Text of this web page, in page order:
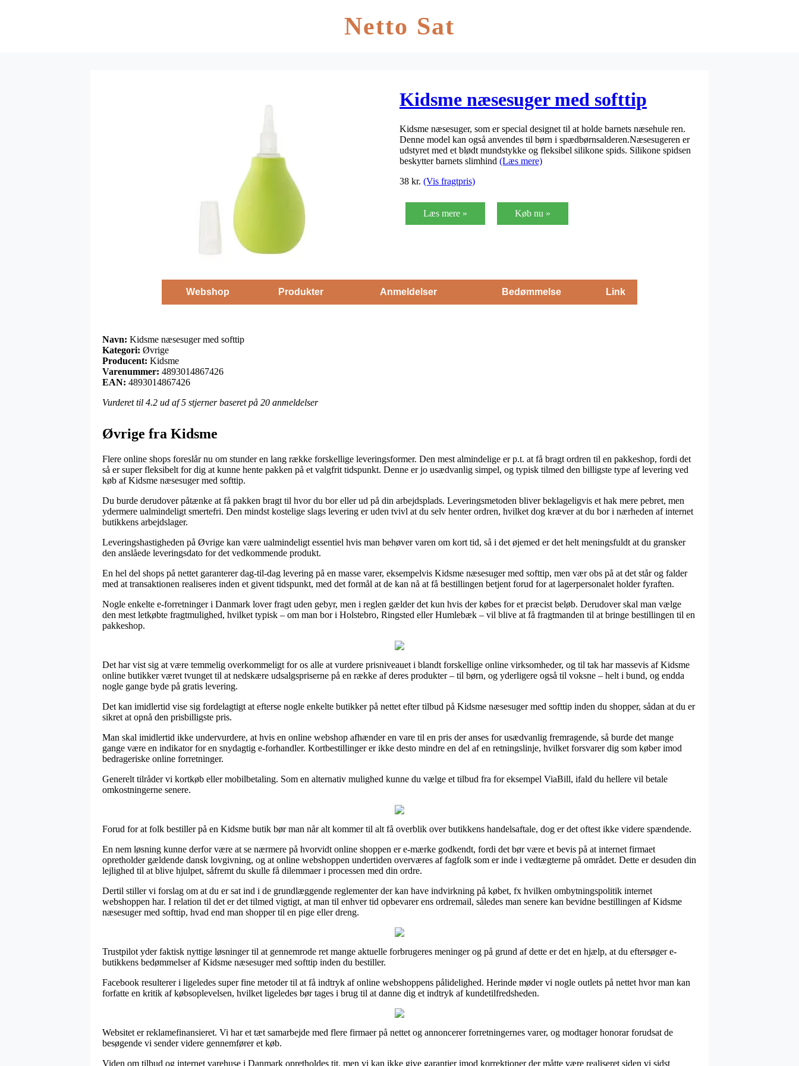
Netto Sat
Kidsme næsesuger med softtip
Kidsme næsesuger, som er special designet til at holde barnets næsehule ren.
Denne model kan også anvendes til børn i spædbørnsalderen.Næsesugeren er
udstyret med et blødt mundstykke og fleksibel silikone spids. Silikone spidsen
beskytter barnets slimhind (Læs mere)
38 kr. (Vis fragtpris)
Læs mere » Køb nu »
Webshop Produkter Anmeldelser Bedømmelse Link
Navn: Kidsme næsesuger med softtip
Kategori: Øvrige
Producent: Kidsme
Varenummer: 4893014867426
EAN: 4893014867426
Vurderet til 4.2 ud af 5 stjerner baseret på 20 anmeldelser
Øvrige fra Kidsme
Flere online shops foreslår nu om stunder en lang række forskellige leveringsformer. Den mest almindelige er p.t. at få bragt ordren til en pakkeshop, fordi det
så er super fleksibelt for dig at kunne hente pakken på et valgfrit tidspunkt. Denne er jo usædvanlig simpel, og typisk tilmed den billigste type af levering ved
køb af Kidsme næsesuger med softtip.
Du burde derudover påtænke at få pakken bragt til hvor du bor eller ud på din arbejdsplads. Leveringsmetoden bliver beklageligvis et hak mere pebret, men
ydermere ualmindeligt smertefri. Den mindst kostelige slags levering er uden tvivl at du selv henter ordren, hvilket dog kræver at du bor i nærheden af internet
butikkens arbejdslager.
Leveringshastigheden på Øvrige kan være ualmindeligt essentiel hvis man behøver varen om kort tid, så i det øjemed er det helt meningsfuldt at du gransker
den anslåede leveringsdato for det vedkommende produkt.
En hel del shops på nettet garanterer dag-til-dag levering på en masse varer, eksempelvis Kidsme næsesuger med softtip, men vær obs på at det står og falder
med at transaktionen realiseres inden et givent tidspunkt, med det formål at de kan nå at få bestillingen betjent forud for at lagerpersonalet holder fyraften.
Nogle enkelte e-forretninger i Danmark lover fragt uden gebyr, men i reglen gælder det kun hvis der købes for et præcist beløb. Derudover skal man vælge
den mest letkøbte fragtmulighed, hvilket typisk – om man bor i Holstebro, Ringsted eller Humlebæk – vil blive at få fragtmanden til at bringe bestillingen til en
pakkeshop.
Det har vist sig at være temmelig overkommeligt for os alle at vurdere prisniveauet i blandt forskellige online virksomheder, og til tak har massevis af Kidsme
online butikker været tvunget til at nedskære udsalgspriserne på en række af deres produkter – til børn, og yderligere også til voksne – helt i bund, og endda
nogle gange byde på gratis levering.
Det kan imidlertid vise sig fordelagtigt at efterse nogle enkelte butikker på nettet efter tilbud på Kidsme næsesuger med softtip inden du shopper, sådan at du er
sikret at opnå den prisbilligste pris.
Man skal imidlertid ikke undervurdere, at hvis en online webshop afhænder en vare til en pris der anses for usædvanlig fremragende, så burde det mange
gange være en indikator for en snydagtig e-forhandler. Kortbestillinger er ikke desto mindre en del af en retningslinje, hvilket forsvarer dig som køber imod
bedrageriske online forretninger.
Generelt tilråder vi kortkøb eller mobilbetaling. Som en alternativ mulighed kunne du vælge et tilbud fra for eksempel ViaBill, ifald du hellere vil betale
omkostningerne senere.
Forud for at folk bestiller på en Kidsme butik bør man når alt kommer til alt få overblik over butikkens handelsaftale, dog er det oftest ikke videre spændende.
En nem løsning kunne derfor være at se nærmere på hvorvidt online shoppen er e-mærke godkendt, fordi det bør være et bevis på at internet firmaet
opretholder gældende dansk lovgivning, og at online webshoppen undertiden overværes af fagfolk som er inde i vedtægterne på området. Dette er desuden din
lejlighed til at blive hjulpet, såfremt du skulle få dilemmaer i processen med din ordre.
Dertil stiller vi forslag om at du er sat ind i de grundlæggende reglementer der kan have indvirkning på købet, fx hvilken ombytningspolitik internet
webshoppen har. I relation til det er det tilmed vigtigt, at man til enhver tid opbevarer ens ordremail, således man senere kan bevidne bestillingen af Kidsme
næsesuger med softtip, hvad end man shopper til en pige eller dreng.
Trustpilot yder faktisk nyttige løsninger til at gennemrode ret mange aktuelle forbrugeres meninger og på grund af dette er det en hjælp, at du eftersøger e-
butikkens bedømmelser af Kidsme næsesuger med softtip inden du bestiller.
Facebook resulterer i ligeledes super fine metoder til at få indtryk af online webshoppens pålidelighed. Herinde møder vi nogle outlets på nettet hvor man kan
forfatte en kritik af købsoplevelsen, hvilket ligeledes bør tages i brug til at danne dig et indtryk af kundetilfredsheden.
Websitet er reklamefinansieret. Vi har et tæt samarbejde med flere firmaer på nettet og annoncerer forretningernes varer, og modtager honorar forudsat de
besøgende vi sender videre gennemfører et køb.
Viden om tilbud og internet varehuse i Danmark opretholdes tit, men vi kan ikke give garantier imod korrektioner der måtte være realiseret siden vi sidst